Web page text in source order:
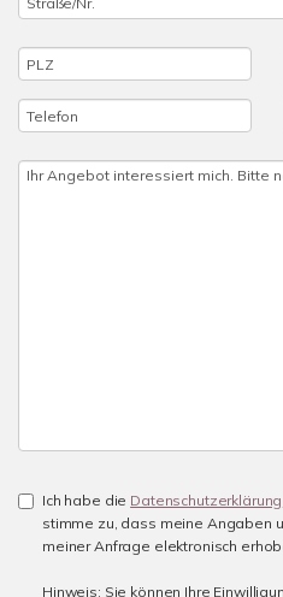
Ich habe die Datenschutzerklärung
stimme zu, dass meine Angaben
meiner Anfrage elektronisch
Hinweis: Sie können Ihre